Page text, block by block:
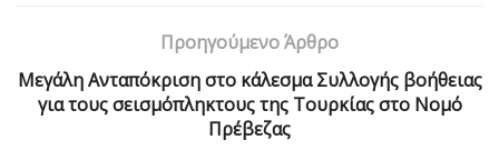
Προηγούμενο Άρθρο
Μεγάλη Ανταπόκριση στο κάλεσμα Συλλογής βοήθειας
για τους σεισμόπληκτους της Τουρκίας στο Νομό
Πρέβεζας